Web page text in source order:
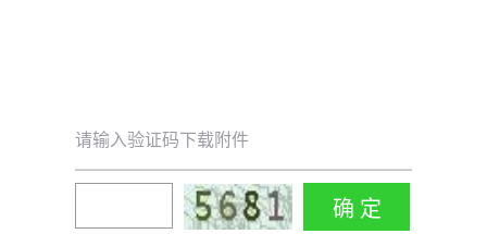
请输入验证码下载附件